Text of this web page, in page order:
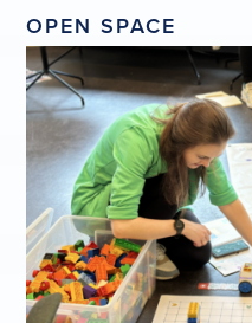
OPEN SPACE